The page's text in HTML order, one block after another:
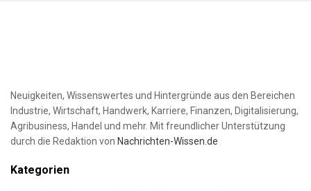
Neuigkeiten, Wissenswertes und Hintergründe aus den Bereichen
Industrie, Wirtschaft, Handwerk, Karriere, Finanzen, Digitalisierung,
Agribusiness, Handel und mehr. Mit freundlicher Unterstützung
durch die Redaktion von Nachrichten-Wissen.de
Kategorien